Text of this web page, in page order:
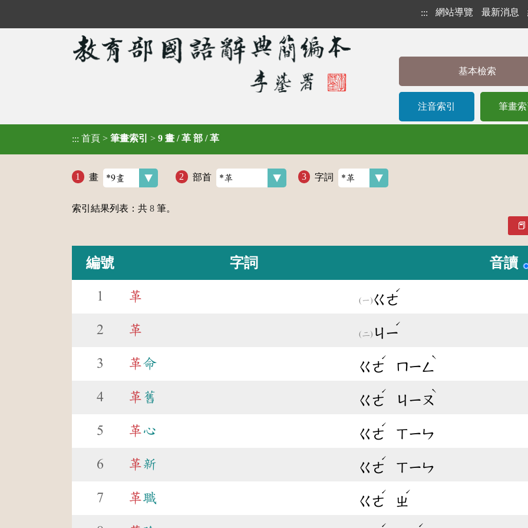
::: 網站導覽 最新消息
基本檢索
注音索引 筆畫索
::: 首頁 > 筆畫索引 > 9 畫 / 革 部 / 革
畫 部首 字詞
索引結果列表：共 8 筆。
編號 字詞 音讀
1 革 ㄍㄜ
ˊ
2 革 ㄐㄧ
ˊ
3 革命 ㄍㄜ
ˊ
ㄇㄧㄥ
ˋ
4 革 舊 ㄍㄜ
ˊ
ㄐㄧㄡ
ˋ
5 革心 ㄍㄜ
ˊ
ㄒㄧㄣ
6 革新 ㄍㄜ
ˊ
ㄒㄧㄣ
7 革職 ㄍㄜ
ˊ
ㄓ
ˊ
ˊ ˊ